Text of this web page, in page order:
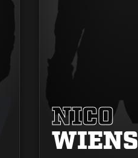
NICO
WIENS